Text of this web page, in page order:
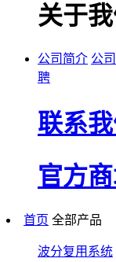
关于我
公司简介 公
聘
联系我
官方
首页 全部产品
波分复用系统